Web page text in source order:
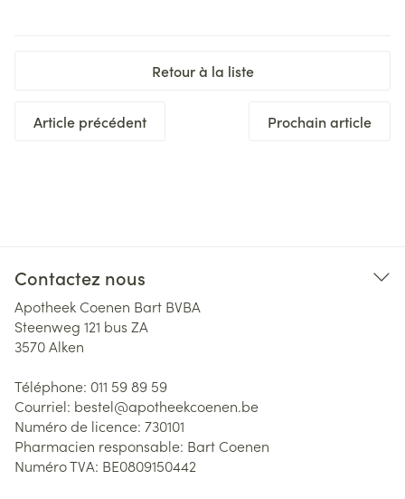
Retour à la liste
Article précédent Prochain article
Contactez nous
Apotheek Coenen Bart BVBA
Steenweg 121 bus ZA
3570Alken
Téléphone: 011 59 89 59
Courriel: bestel@apotheekcoenen.be
Numéro de licence: 730101
Pharmacien responsable: Bart Coenen
Numéro TVA: BE0809150442